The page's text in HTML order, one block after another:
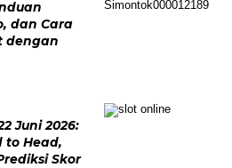
dan Cara
dengan
Juni 2026:
to Head,
Skor